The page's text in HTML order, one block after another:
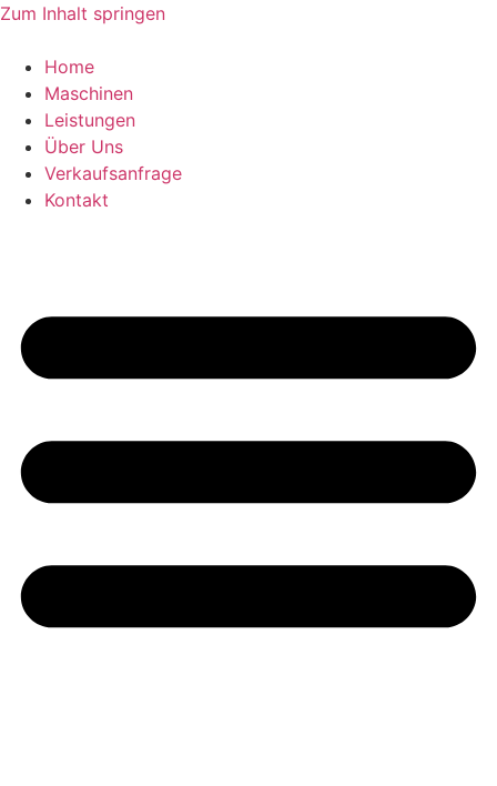
Zum Inhalt springen
Home
Maschinen
Leistungen
Über Uns
Verkaufsanfrage
Kontakt